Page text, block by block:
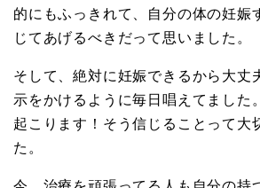
的にもふっきれて、自分の体の妊娠
じてあげるべきだって思いました。
そして、絶対に妊娠できるから大丈
示をかけるように毎日唱えてました
起こります！そう信じることって大
た。